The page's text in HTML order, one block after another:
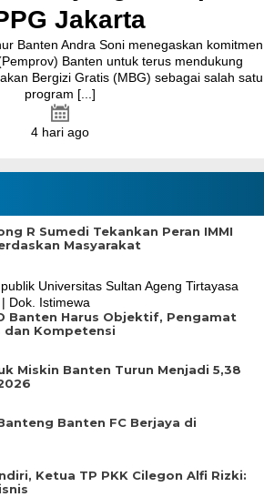
R Sumedi Tekankan Peran IMMI
Masyarakat
Banten Harus Objektif, Pengamat
Kompetensi
Miskin Banten Turun Menjadi 5,38
Banten FC Berjaya di
Ketua TP PKK Cilegon Alfi Rizki: